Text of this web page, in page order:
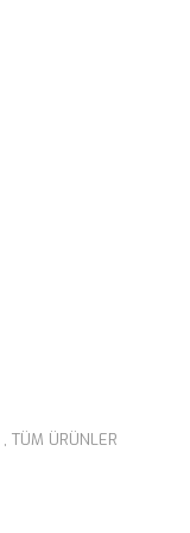
, TÜM ÜRÜNLER